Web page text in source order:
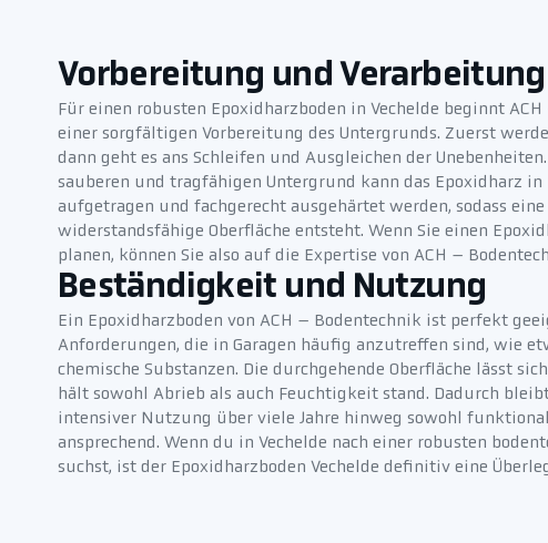
Vorbereitung und Verarbeitung
Für einen robusten Epoxidharzboden in Vechelde beginnt
einer sorgfältigen Vorbereitung des Untergrunds. Zuerst
dann geht es ans Schleifen und Ausgleichen der
sauberen und tragfähigen Untergrund kann das Epoxidharz in
aufgetragen und fachgerecht ausgehärtet werden, sodass
widerstandsfähige Oberfläche entsteht. Wenn Sie einen
planen, können Sie also auf die Expertise von ACH –
Beständigkeit und Nutzung
Ein Epoxidharzboden von ACH – Bodentechnik ist perfekt
Anforderungen, die in Garagen häufig anzutreffen sind, wie
chemische Substanzen. Die durchgehende Oberfläche lässt
hält sowohl Abrieb als auch Feuchtigkeit stand. Dadurch
intensiver Nutzung über viele Jahre hinweg sowohl
ansprechend. Wenn du in Vechelde nach einer robusten
suchst, ist der Epoxidharzboden Vechelde definitiv eine